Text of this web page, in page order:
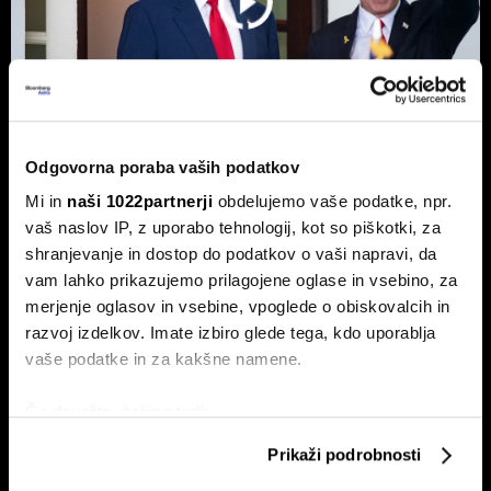
Odgovorna poraba vaših podatkov
Mi in naši 1022partnerji obdelujemo vaše podatke, npr.
vaš naslov IP, z uporabo tehnologij, kot so piškotki, za
shranjevanje in dostop do podatkov o vaši napravi, da
vam lahko prikazujemo prilagojene oglase in vsebino, za
merjenje oglasov in vsebine, vpoglede o obiskovalcih in
razvoj izdelkov. Imate izbiro glede tega, kdo uporablja
vaše podatke in za kakšne namene.
Prikaži podrobnosti
Top 5 novic za začetek dneva:
Odpiranje Hormuške ožine, a ne za
ZDA in Izrael?
To so prve novice dneva.